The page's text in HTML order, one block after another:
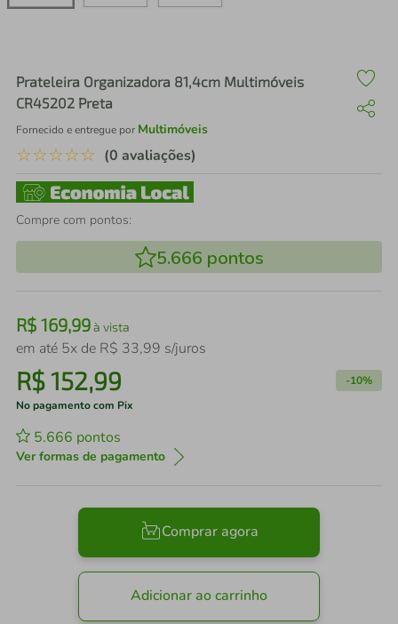
Prateleira Organizadora 81,4cm Multimóveis
CR45202 Preta
Fornecido e entregue por Multimóveis
☆☆☆☆☆ (0 avaliações)
Compre com pontos:
5.666 pontos
R$ 169,99à vista
em até 5x de R$ 33,99 s/juros
R$152,99 -10%
No pagamento com Pix
5.666 pontos
Ver formas de pagamento
Comprar agora
Adicionar ao carrinho